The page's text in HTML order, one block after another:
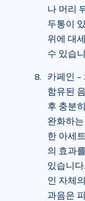
나 머리
두통이
위에 대
수 있습
카페인 –
함유된
후 충분
완화하
한 아세
의 효과
있습니다
인 자체
과음은